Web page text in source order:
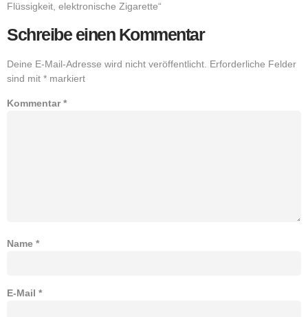
Flüssigkeit, elektronische Zigarette“
Schreibe einen Kommentar
Deine E-Mail-Adresse wird nicht veröffentlicht. Erforderliche Felder
sind mit * markiert
Kommentar*
Name *
E-Mail *